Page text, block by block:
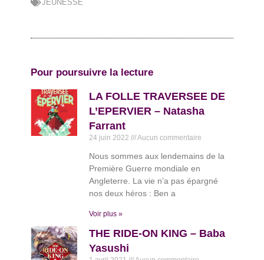
JEUNESSE
Pour poursuivre la lecture
LA FOLLE TRAVERSEE DE
L’EPERVIER – Natasha
Farrant
24 juin 2022 Aucun commentaire
Nous sommes aux lendemains de la
Première Guerre mondiale en
Angleterre. La vie n’a pas épargné
nos deux héros : Ben a
Voir plus »
THE RIDE-ON KING – Baba
Yasushi